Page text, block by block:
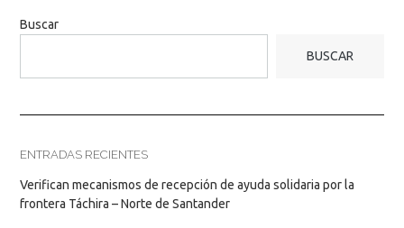
Buscar
BUSCAR
ENTRADAS RECIENTES
Verifican mecanismos de recepción de ayuda solidaria por la
frontera Táchira – Norte de Santander